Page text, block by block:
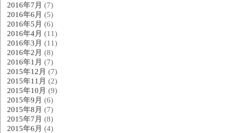
2016年7月 (7)
2016年6月 (5)
2016年5月 (6)
2016年4月 (11)
2016年3月 (11)
2016年2月 (8)
2016年1月 (7)
2015年12月 (7)
2015年11月 (2)
2015年10月 (9)
2015年9月 (6)
2015年8月 (7)
2015年7月 (8)
2015年6月 (4)